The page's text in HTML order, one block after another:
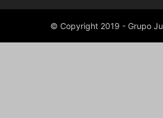
© Copyright 2019 - Grupo